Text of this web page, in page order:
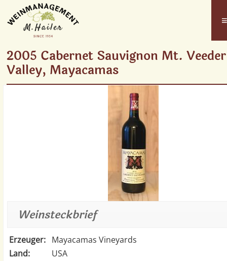
≡
2005 Cabernet Sauvignon Mt.
Valley, Mayacamas
Weinsteckbrief
Erzeuger: Mayacamas Vineyards
Land:
USA